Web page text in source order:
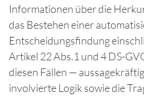
Informationen über die
das Bestehen einer
Entscheidungsfindung
Artikel 22 Abs.1 und 4 DS-
diesen Fällen —
involvierte Logik sowie die